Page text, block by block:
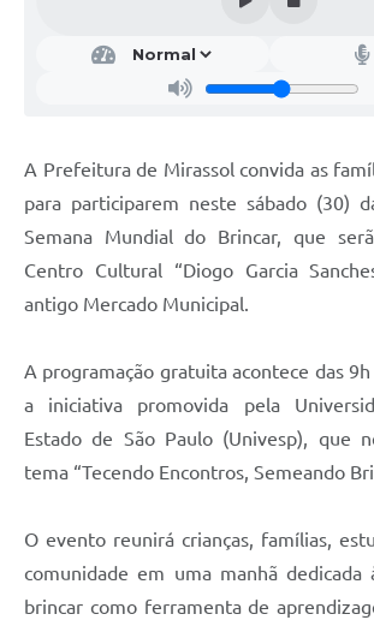
A Prefeitura de Mirassol convida as
para participarem neste sábado (30)
Semana Mundial do Brincar, que
Centro Cultural “Diogo Garcia
antigo Mercado Municipal.
A programação gratuita acontece das
a iniciativa promovida pela
Estado de São Paulo (Univesp), que
tema “Tecendo Encontros, Semeando
O evento reunirá crianças, famílias,
comunidade em uma manhã dedicada
brincar como ferramenta de